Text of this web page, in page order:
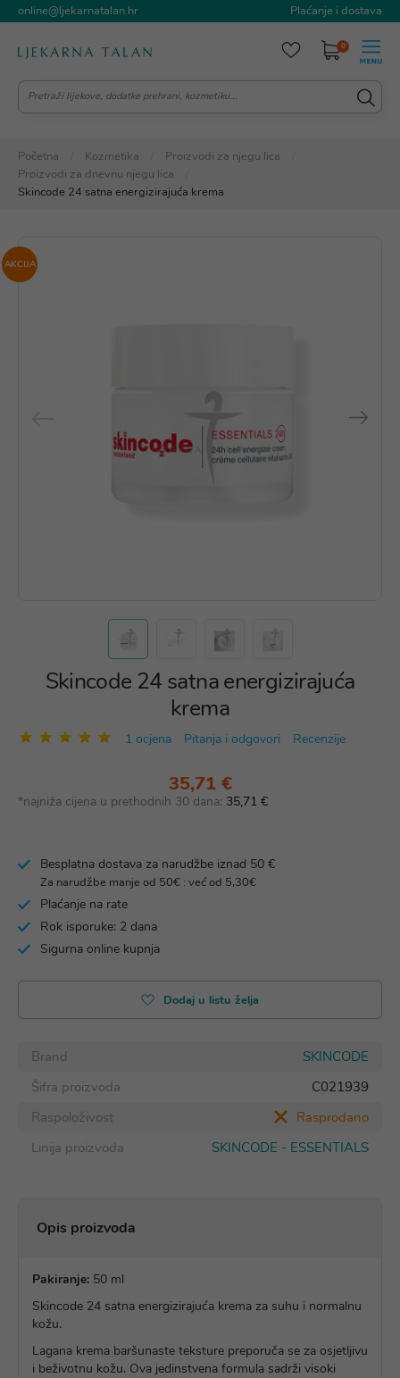
online@ljekarnatalan.hr Plaćanje i dostava
0
Početna Kozmetika
Proizvodi za njegu lica
Proizvodi za dnevnu njegu lica
Skincode 24 satna energizirajuća krema
AKCIJA
Skincode 24 satna energizirajuća
krema
1 ocjena Pitanja i odgovori Recenzije
35,71 €
*najniža cijena u prethodnih 30 dana: 35,71 €
Besplatna dostava za narudžbe iznad 50 €
Za narudžbe manje od 50€ : već od 5,30€
Plaćanje na rate
Rok isporuke: 2 dana
Sigurna online kupnja
Dodaj u listu želja
Brand
SKINCODE
Šifra proizvoda
C021939
Raspoloživost
Rasprodano
Linija proizvoda
SKINCODE - ESSENTIALS
Opis proizvoda
Pakiranje: 50 ml
Skincode 24 satna energizirajuća krema za suhu i normalnu
kožu.
Lagana krema baršunaste teksture preporuča se za osjetljivu
i beživotnu kožu. Ova jedinstvena formula sadrži visoki